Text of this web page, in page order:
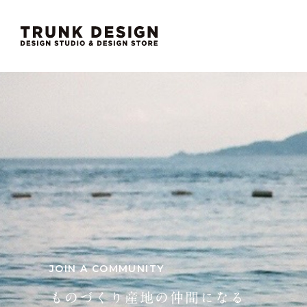
JOIN A COMMUNITY
ものづくり産地の仲間になる